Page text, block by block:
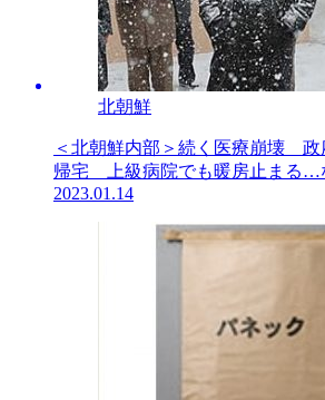
北朝鮮
＜北朝鮮内部＞続く医療崩壊 政
帰宅 上級病院でも暖房止まる…
2023.01.14